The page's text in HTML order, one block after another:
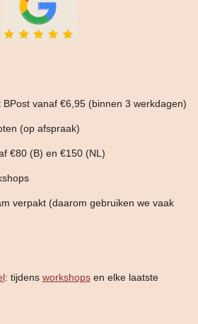
vanaf €6,95 (binnen 3 werkdagen)
(op afspraak)
€80 (B) en €150 (NL)
verpakt (daarom gebruiken we vaak
: tijdens workshopsen elke laatste